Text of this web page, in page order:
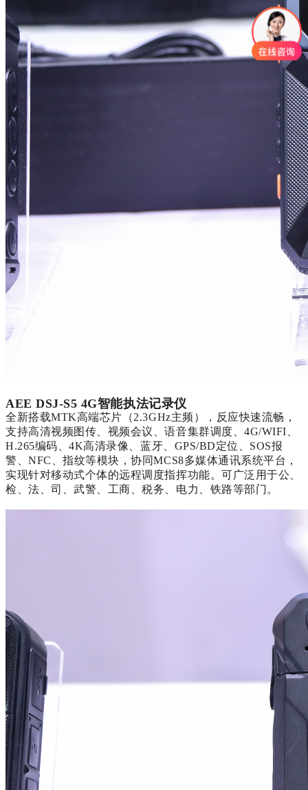
AEE DSJ-S5 4G智能执法记录仪
全新搭载MTK高端芯片（2.3GHz主频），反应快速流畅，
支持高清视频图传、视频会议、语音集群调度、4G/WIFI、
H.265编码、4K高清录像、蓝牙、GPS/BD定位、SOS报
警、NFC、指纹等模块，协同MCS8多媒体通讯系统平台，
实现针对移动式个体的远程调度指挥功能。可广泛用于公、
检、法、司、武警、工商、税务、电力、铁路等部门。